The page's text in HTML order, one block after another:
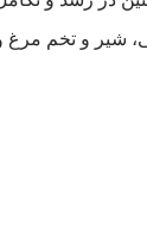
شیر و تخم مرغ